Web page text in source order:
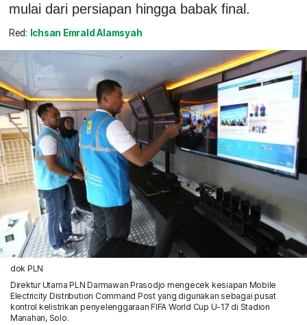
mulai dari persiapan hingga babak final.
Red: Ichsan Emrald Alamsyah
dok PLN
Direktur Utama PLN Darmawan Prasodjo mengecek kesiapan Mobile
Electricity Distribution Command Post yang digunakan sebagai pusat
kontrol kelistrikan penyelenggaraan FIFA World Cup U-17 di Stadion
Manahan, Solo.